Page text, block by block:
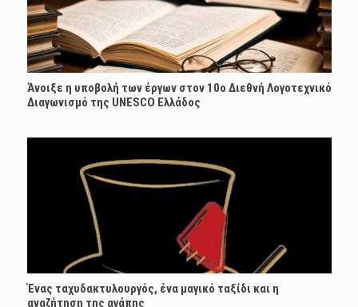
Άνοιξε η υποβολή των έργων στον 10ο Διεθνή Λογοτεχνικό
Διαγωνισμό της UNESCO Ελλάδος
Ένας ταχυδακτυλουργός, ένα μαγικό ταξίδι και η
αναζήτηση της αγάπης